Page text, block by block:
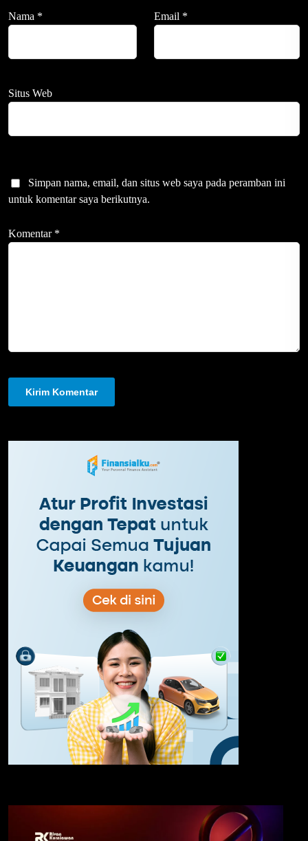
Nama * Email *
Situs Web
Simpan nama, email, dan situs web saya pada peramban ini
untuk komentar saya berikutnya.
Komentar *